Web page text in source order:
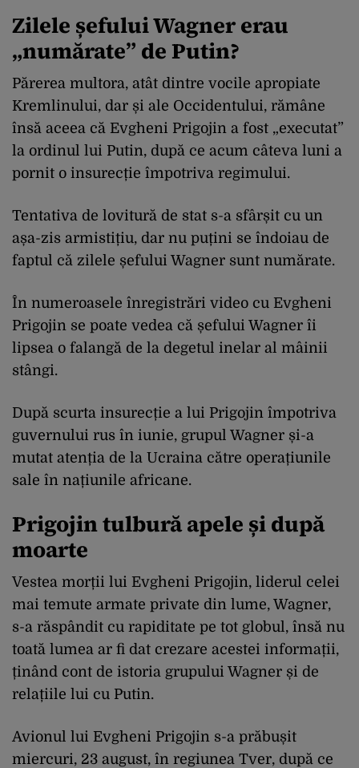
Zilele șefului Wagner erau
„numărate” de Putin?
Părerea multora, atât dintre vocile apropiate
Kremlinului, dar și ale Occidentului, rămâne
însă aceea că Evgheni Prigojin a fost „executat”
la ordinul lui Putin, după ce acum câteva luni a
pornit o insurecție împotriva regimului.
Tentativa de lovitură de stat s-a sfârșit cu un
așa-zis armistițiu, dar nu puțini se îndoiau de
faptul că zilele șefului Wagner sunt numărate.
În numeroasele înregistrări video cu Evgheni
Prigojin se poate vedea că șefului Wagner îi
lipsea o falangă de la degetul inelar al mâinii
stângi.
După scurta insurecție a lui Prigojin împotriva
guvernului rus în iunie, grupul Wagner și-a
mutat atenția de la Ucraina către operațiunile
sale în națiunile africane.
Prigojin tulbură apele și după
moarte
Vestea morții lui Evgheni Prigojin, liderul celei
mai temute armate private din lume, Wagner,
s-a răspândit cu rapiditate pe tot globul, însă nu
toată lumea ar fi dat crezare acestei informații,
ținând cont de istoria grupului Wagner și de
relațiile lui cu Putin.
Avionul lui Evgheni Prigojin s-a prăbușit
miercuri, 23 august, în regiunea Tver, după ce